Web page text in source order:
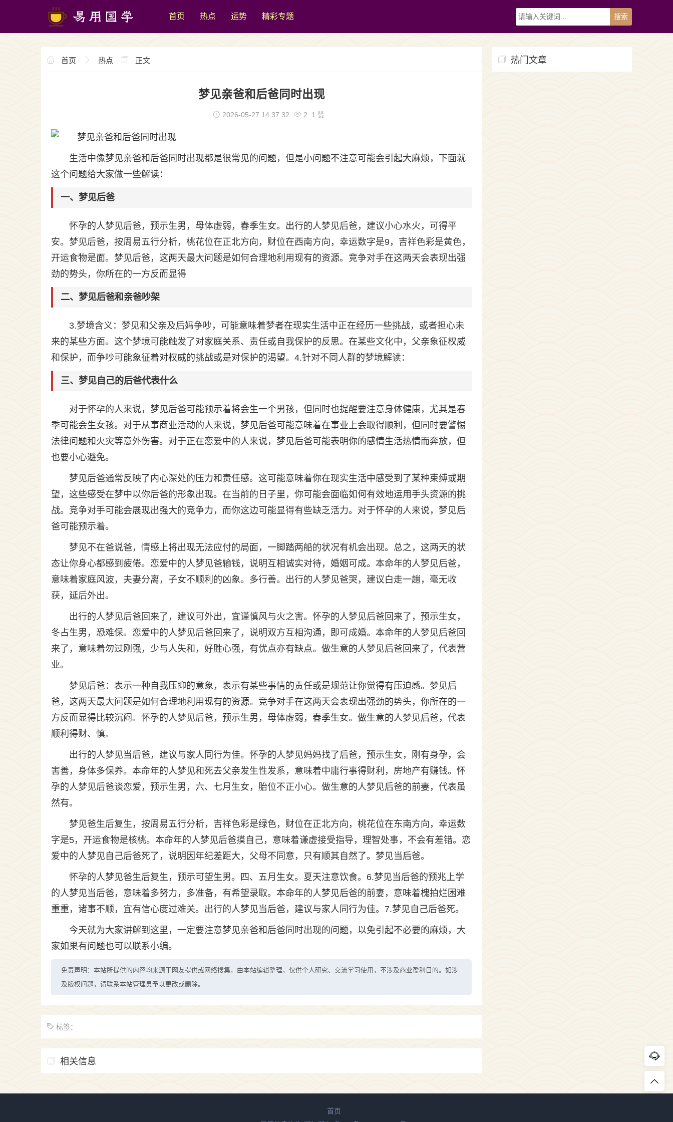
首页 热点 运势 精彩专题
首页 热点 正文
梦见亲爸和后爸同时出现
2026-05-27 14:37:32 2 1 赞
生活中像梦见亲爸和后爸同时出现都是很常见的问题，但是小问题不注意可能会引起大麻烦，下面就
这个问题给大家做一些解读：
一、梦见后爸
怀孕的人梦见后爸，预示生男，母体虚弱，春季生女。出行的人梦见后爸，建议小心水火，可得平
安。梦见后爸，按周易五行分析，桃花位在正北方向，财位在西南方向，幸运数字是9，吉祥色彩是黄色，
开运食物是面。梦见后爸，这两天最大问题是如何合理地利用现有的资源。竞争对手在这两天会表现出强
劲的势头，你所在的一方反而显得
二、梦见后爸和亲爸吵架
3.梦境含义：梦见和父亲及后妈争吵，可能意味着梦者在现实生活中正在经历一些挑战，或者担心未
来的某些方面。这个梦境可能触发了对家庭关系、责任或自我保护的反思。在某些文化中，父亲象征权威
和保护，而争吵可能象征着对权威的挑战或是对保护的渴望。4.针对不同人群的梦境解读：
三、梦见自己的后爸代表什么
对于怀孕的人来说，梦见后爸可能预示着将会生一个男孩，但同时也提醒要注意身体健康，尤其是春
季可能会生女孩。对于从事商业活动的人来说，梦见后爸可能意味着在事业上会取得顺利，但同时要警惕
法律问题和火灾等意外伤害。对于正在恋爱中的人来说，梦见后爸可能表明你的感情生活热情而奔放，但
也要小心避免。
梦见后爸通常反映了内心深处的压力和责任感。这可能意味着你在现实生活中感受到了某种束缚或期
望，这些感受在梦中以你后爸的形象出现。在当前的日子里，你可能会面临如何有效地运用手头资源的挑
战。竞争对手可能会展现出强大的竞争力，而你这边可能显得有些缺乏活力。对于怀孕的人来说，梦见后
爸可能预示着。
梦见不在爸说爸，情感上将出现无法应付的局面，一脚踏两船的状况有机会出现。总之，这两天的状
态让你身心都感到疲倦。恋爱中的人梦见爸输钱，说明互相诚实对待，婚姻可成。本命年的人梦见后爸，
意味着家庭风波，夫妻分离，子女不顺利的凶象。多行善。出行的人梦见爸哭，建议白走一趟，毫无收
获，延后外出。
出行的人梦见后爸回来了，建议可外出，宜谨慎风与火之害。怀孕的人梦见后爸回来了，预示生女，
冬占生男，恐难保。恋爱中的人梦见后爸回来了，说明双方互相沟通，即可成婚。本命年的人梦见后爸回
来了，意味着勿过刚强，少与人失和，好胜心强，有优点亦有缺点。做生意的人梦见后爸回来了，代表营
业。
梦见后爸：表示一种自我压抑的意象，表示有某些事情的责任或是规范让你觉得有压迫感。梦见后
爸，这两天最大问题是如何合理地利用现有的资源。竞争对手在这两天会表现出强劲的势头，你所在的一
方反而显得比较沉闷。怀孕的人梦见后爸，预示生男，母体虚弱，春季生女。做生意的人梦见后爸，代表
顺利得财、慎。
出行的人梦见当后爸，建议与家人同行为佳。怀孕的人梦见妈妈找了后爸，预示生女，刚有身孕，会
害善，身体多保养。本命年的人梦见和死去父亲发生性发系，意味着中庸行事得财利，房地产有赚钱。怀
孕的人梦见后爸谈恋爱，预示生男，六、七月生女，胎位不正小心。做生意的人梦见后爸的前妻，代表虽
然有。
梦见爸生后复生，按周易五行分析，吉祥色彩是绿色，财位在正北方向，桃花位在东南方向，幸运数
字是5，开运食物是核桃。本命年的人梦见后爸摸自己，意味着谦虚接受指导，理智处事，不会有差错。恋
爱中的人梦见自己后爸死了，说明因年纪差距大，父母不同意，只有顺其自然了。梦见当后爸。
怀孕的人梦见爸生后复生，预示可望生男。四、五月生女。夏天注意饮食。6.梦见当后爸的预兆上学
的人梦见当后爸，意味着多努力，多准备，有希望录取。本命年的人梦见后爸的前妻，意味着槐拍烂困难
重重，诸事不顺，宜有信心度过难关。出行的人梦见当后爸，建议与家人同行为佳。7.梦见自己后爸死。
今天就为大家讲解到这里，一定要注意梦见亲爸和后爸同时出现的问题，以免引起不必要的麻烦，大
家如果有问题也可以联系小编。
免责声明：本站所提供的内容均来源于网友提供或网络搜集，由本站编辑整理，仅供个人研究、交流学习使用，不涉及商业盈利目的。如涉
及版权问题，请联系本站管理员予以更改或删除。
标签：
相关信息
热门文章
首页